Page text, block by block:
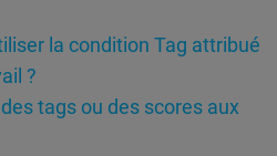
la condition Tag attribué
?
tags ou des scores aux